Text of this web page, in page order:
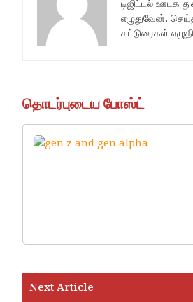
டிஜிட்டல் ஊடக
எழுதுவேன்.
கட்டுரைகள்
தொடர்புடைய போஸ்ட்